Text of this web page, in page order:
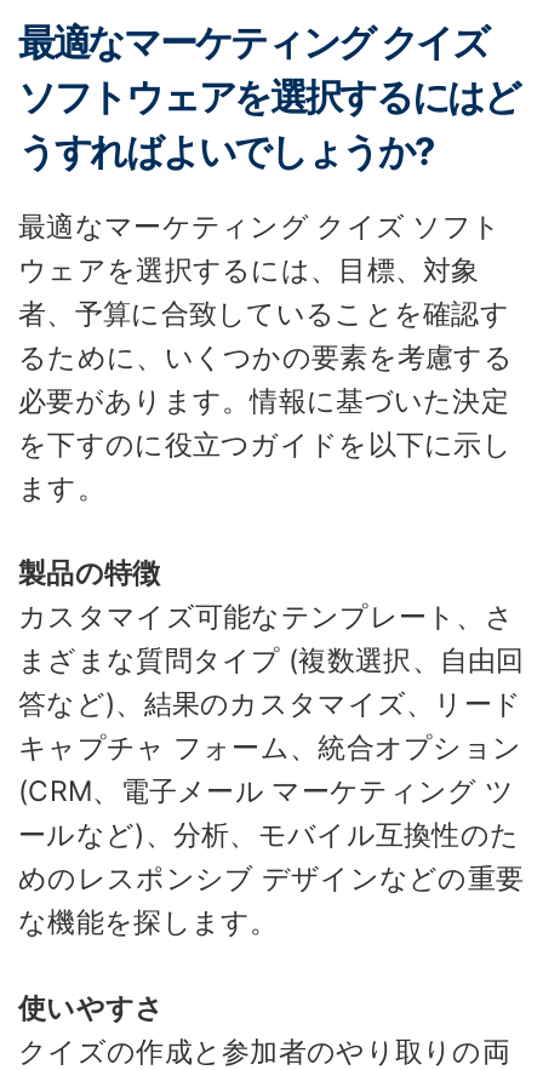
最適なマーケティング クイズ
ソフトウェアを選択するにはど
うすればよいでしょうか?
最適なマーケティング クイズ ソフト
ウェアを選択するには、目標、対象
者、予算に合致していることを確認す
るために、いくつかの要素を考慮する
必要があります。情報に基づいた決定
を下すのに役立つガイドを以下に示し
ます。
製品の特徴
カスタマイズ可能なテンプレート、さ
まざまな質問タイプ (複数選択、自由回
答など)、結果のカスタマイズ、リード
キャプチャ フォーム、統合オプション
(CRM、電子メール マーケティング ツ
ールなど)、分析、モバイル互換性のた
めのレスポンシブ デザインなどの重要
な機能を探します。
使いやすさ
クイズの作成と参加者のやり取りの両